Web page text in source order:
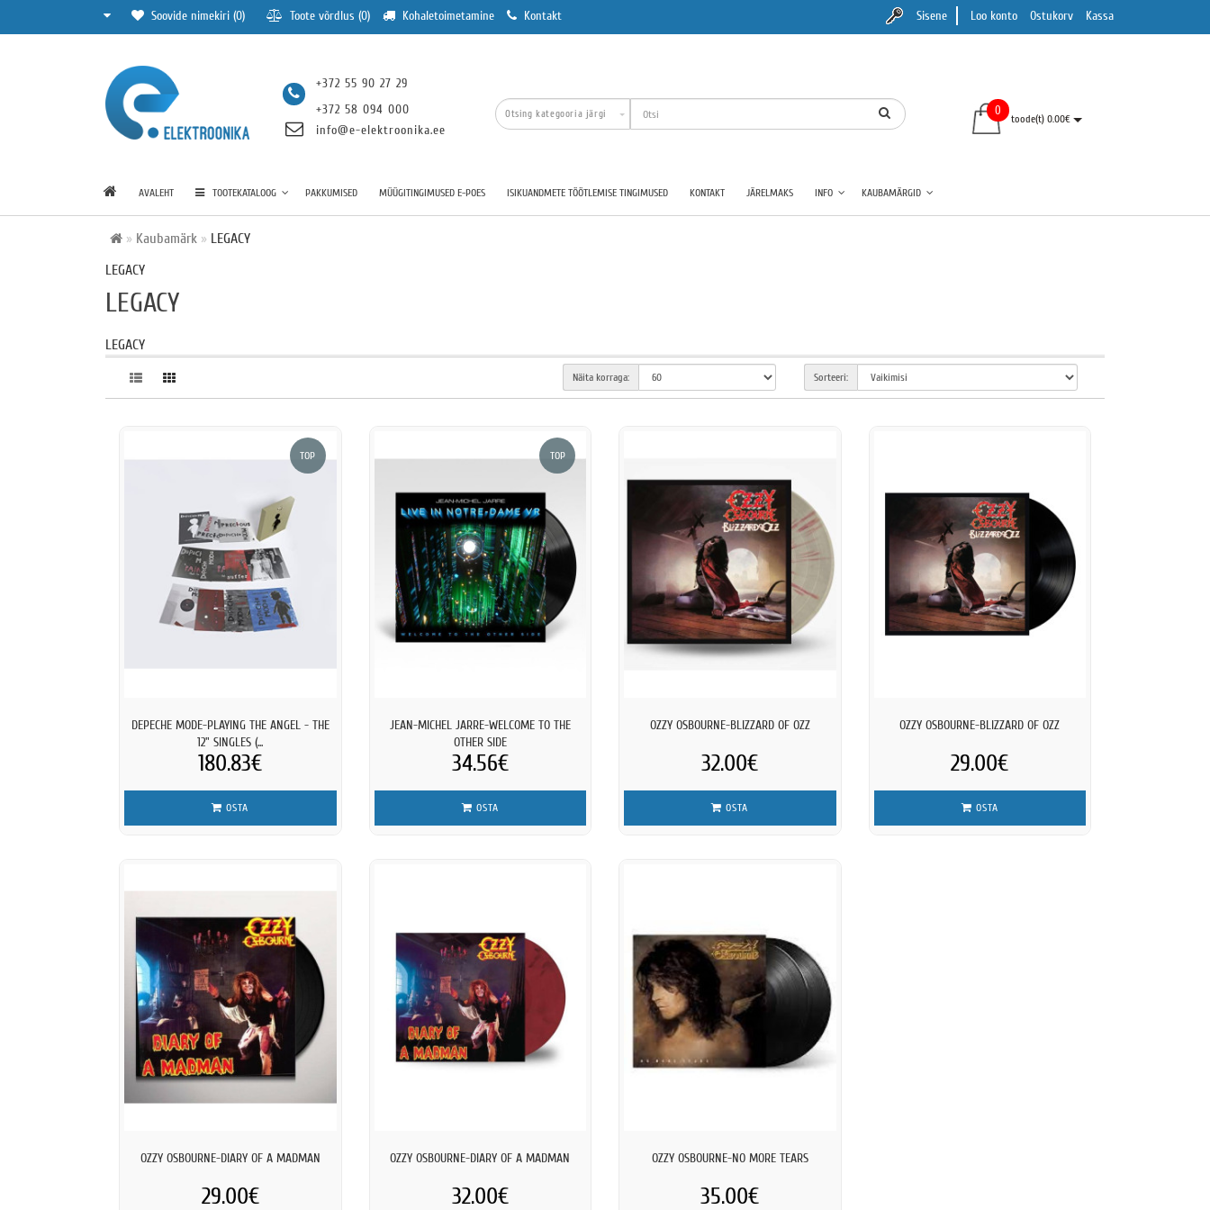
Soovide nimekiri (0) Toote võrdlus (0) Kohaletoimetamine Kontakt Sisene Loo konto Ostukorv Kassa
+372 55 90 27 29
+372 58 094 000
info@e-elektroonika.ee
0
toode(t) 0.00€
AVALEHT TOOTEKATALOOG PAKKUMISED MÜÜGITINGIMUSED E-POES ISIKUANDMETE TÖÖTLEMISE TINGIMUSED KONTAKT JÄRELMAKS INFO KAUBAMÄRGID
Kaubamärk
LEGACY
LEGACY
LEGACY
LEGACY
Sorteeri:
Näita korraga:
TOP
DEPECHE MODE-PLAYING THE ANGEL - THE
12" SINGLES (...
180.83€
OSTA
TOP
JEAN-MICHEL JARRE-WELCOME TO THE
OTHER SIDE
34.56€
OSTA
OZZY OSBOURNE-BLIZZARD OF OZZ
32.00€
OSTA
OZZY OSBOURNE-BLIZZARD OF OZZ
29.00€
OSTA
OZZY OSBOURNE-DIARY OF A MADMAN
29.00€
OZZY OSBOURNE-DIARY OF A MADMAN
32.00€
OZZY OSBOURNE-NO MORE TEARS
35.00€